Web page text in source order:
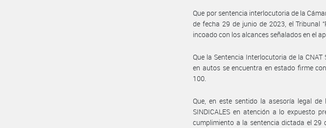
Que por sentencia interlocutoria de la
de fecha 29 de junio de 2023, el Tribunal
incoado con los alcances señalados en el
Que la Sentencia Interlocutoria de la
en autos se encuentra en estado firme
100.
Que, en este sentido la asesoría legal de
SINDICALES en atención a lo expuesto
cumplimiento a la sentencia dictada el 29